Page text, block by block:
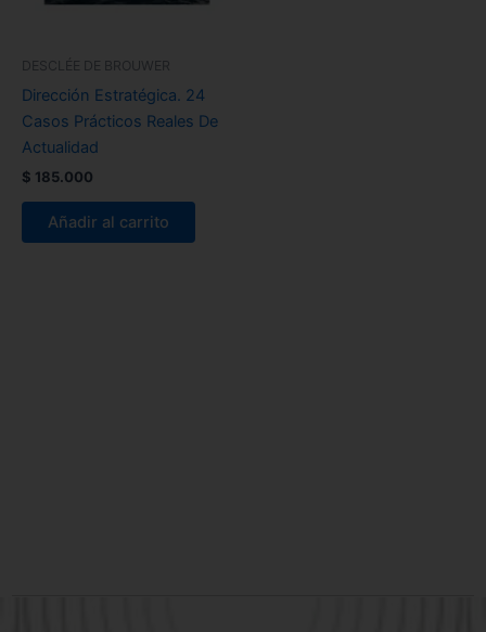
DESCLÉE DE BROUWER
Dirección Estratégica. 24
Casos Prácticos Reales De
Actualidad
$ 185.000
Añadir al carrito